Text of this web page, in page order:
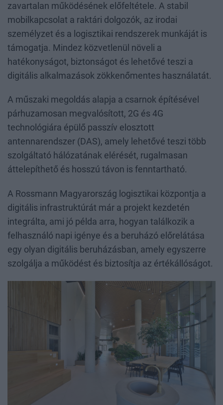
zavartalan működésének előfeltétele. A stabil
mobilkapcsolat a raktári dolgozók, az irodai
személyzet és a logisztikai rendszerek munkáját is
támogatja. Mindez közvetlenül növeli a
hatékonyságot, biztonságot és lehetővé teszi a
digitális alkalmazások zökkenőmentes használatát.
A műszaki megoldás alapja a csarnok építésével
párhuzamosan megvalósított, 2G és 4G
technológiára épülő passzív elosztott
antennarendszer (DAS), amely lehetővé teszi több
szolgáltató hálózatának elérését, rugalmasan
áttelepíthető és hosszú távon is fenntartható.
A Rossmann Magyarország logisztikai központja a
digitális infrastruktúrát már a projekt kezdetén
integrálta, ami jó példa arra, hogyan találkozik a
felhasználó napi igénye és a beruházó előrelátása
egy olyan digitális beruházásban, amely egyszerre
szolgálja a működést és biztosítja az értékállóságot.